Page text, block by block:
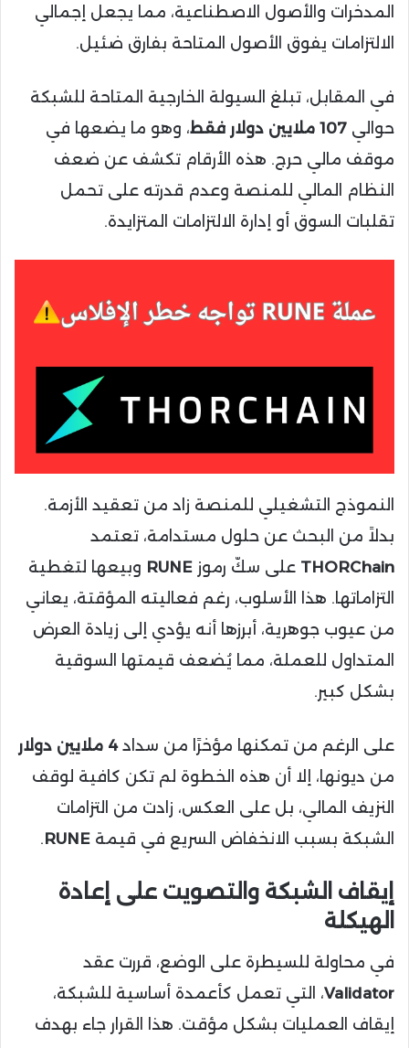
المدخرات والأصول الاصطناعية، مما يجعل إجمالي
الالتزامات يفوق الأصول المتاحة بفارق ضئيل.
في المقابل، تبلغ السيولة الخارجية المتاحة للشبكة
حوالي 107 ملايين دولار فقط
، وهو ما يضعها في
موقف مالي حرج. هذه الأرقام تكشف عن ضعف
النظام المالي للمنصة وعدم قدرته على تحمل
تقلبات السوق أو إدارة الالتزامات المتزايدة.
النموذج التشغيلي للمنصة زاد من تعقيد الأزمة.
بدلاً من البحث عن حلول مستدامة، تعتمد
THORChain على سكّ رموز RUNE وبيعها لتغطية
التزاماتها. هذا الأسلوب، رغم فعاليته المؤقتة، يعاني
من عيوب جوهرية، أبرزها أنه يؤدي إلى زيادة العرض
المتداول للعملة، مما يُضعف قيمتها السوقية
بشكل كبير.
على الرغم من تمكنها مؤخرًا من سداد4 ملايين دولار
من ديونها، إلا أن هذه الخطوة لم تكن كافية لوقف
النزيف المالي، بل على العكس، زادت من التزامات
الشبكة بسبب الانخفاض السريع في قيمة RUNE
.
إيقاف الشبكة والتصويت على إعادة
الهيكلة
في محاولة للسيطرة على الوضع، قررت عقد
Validator، التي تعمل كأعمدة أساسية للشبكة،
إيقاف العمليات بشكل مؤقت. هذا القرار جاء بهدف